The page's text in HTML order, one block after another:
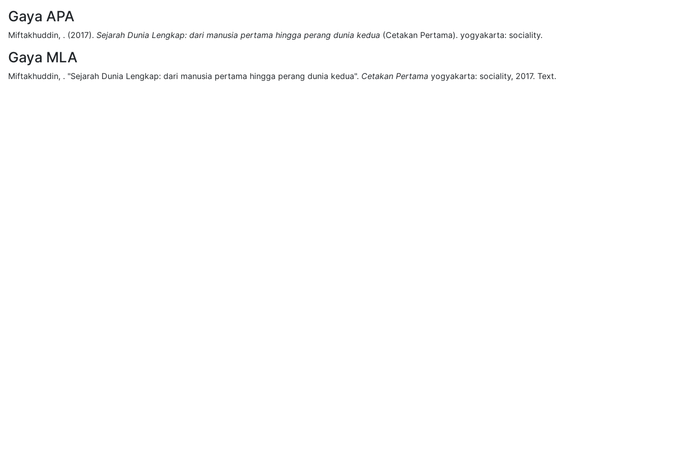
Gaya APA
Miftakhuddin, . (2017). Sejarah Dunia Lengkap: dari manusia pertama hingga perang dunia kedua (Cetakan Pertama). yogyakarta: sociality.
Gaya MLA
Miftakhuddin, . "Sejarah Dunia Lengkap: dari manusia pertama hingga perang dunia kedua". Cetakan Pertama yogyakarta: sociality, 2017. Text.